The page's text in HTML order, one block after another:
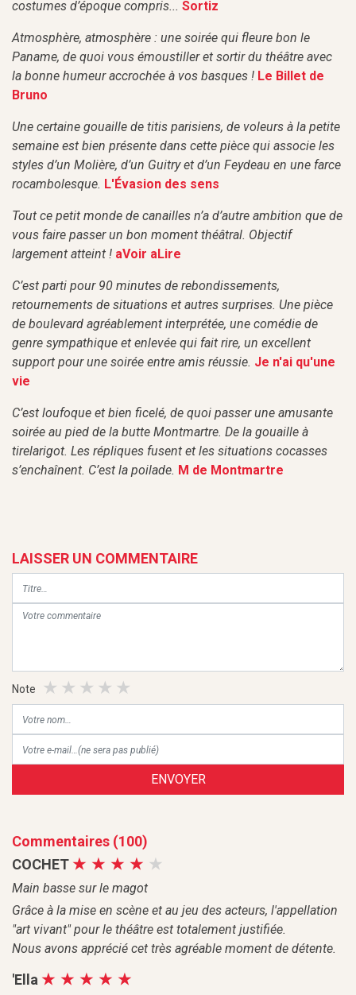
costumes d’époque compris... Sortiz
Atmosphère, atmosphère : une soirée qui fleure bon le
Paname, de quoi vous émoustiller et sortir du théâtre avec
la bonne humeur accrochée à vos basques ! Le Billet de
Bruno
Une certaine gouaille de titis parisiens, de voleurs à la petite
semaine est bien présente dans cette pièce qui associe les
styles d’un Molière, d’un Guitry et d’un Feydeau en une farce
rocambolesque. L'Évasion des sens
Tout ce petit monde de canailles n’a d’autre ambition que de
vous faire passer un bon moment théâtral. Objectif
largement atteint ! aVoir aLire
C’est parti pour 90 minutes de rebondissements,
retournements de situations et autres surprises. Une pièce
de boulevard agréablement interprétée, une comédie de
genre sympathique et enlevée qui fait rire, un excellent
support pour une soirée entre amis réussie. Je n'ai qu'une
vie
C’est loufoque et bien ficelé, de quoi passer une amusante
soirée au pied de la butte Montmartre. De la gouaille à
tirelarigot. Les répliques fusent et les situations cocasses
s’enchaînent. C’est la poilade. M de Montmartre
LAISSER UN COMMENTAIRE
Note
ENVOYER
Commentaires (100)
COCHET
Main basse sur le magot
Grâce à la mise en scène et au jeu des acteurs, l'appellation
"art vivant" pour le théâtre est totalement justifiée.
Nous avons apprécié cet très agréable moment de détente.
'Ella